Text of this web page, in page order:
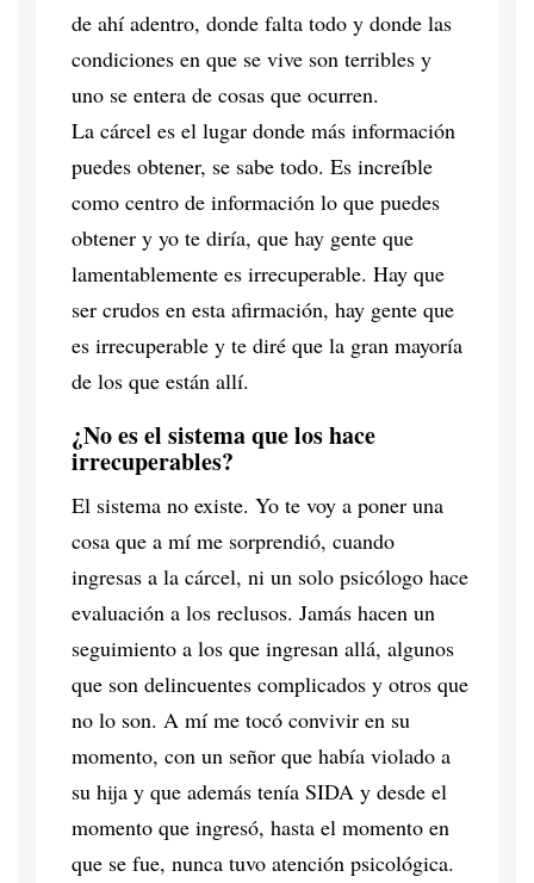
de ahí adentro, donde falta todo y donde las
condiciones en que se vive son terribles y
uno se entera de cosas que ocurren.
La cárcel es el lugar donde más información
puedes obtener, se sabe todo. Es increíble
como centro de información lo que puedes
obtener y yo te diría, que hay gente que
lamentablemente es irrecuperable. Hay que
ser crudos en esta afirmación, hay gente que
es irrecuperable y te diré que la gran mayoría
de los que están allí.
¿No es el sistema que los hace
irrecuperables?
El sistema no existe. Yo te voy a poner una
cosa que a mí me sorprendió, cuando
ingresas a la cárcel, ni un solo psicólogo hace
evaluación a los reclusos. Jamás hacen un
seguimiento a los que ingresan allá, algunos
que son delincuentes complicados y otros que
no lo son. A mí me tocó convivir en su
momento, con un señor que había violado a
su hija y que además tenía SIDA y desde el
momento que ingresó, hasta el momento en
que se fue, nunca tuvo atención psicológica.